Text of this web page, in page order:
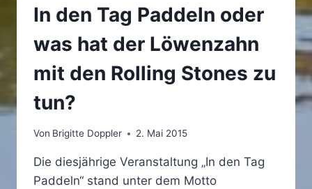
FESTUNGSGESCHICHTE
In den Tag Paddeln oder
was hat der Löwenzahn
mit den Rolling Stones zu
tun?
Von Brigitte Doppler 2. Mai 2015
Die diesjährige Veranstaltung „In den Tag
Paddeln“ stand unter dem Motto